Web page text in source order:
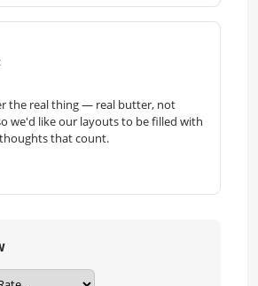
the real thing — real butter, not
we'd like our layouts to be filled with
that count.